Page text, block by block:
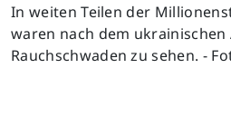
In weiten Teilen der
waren nach dem
Rauchschwaden zu sehen. -